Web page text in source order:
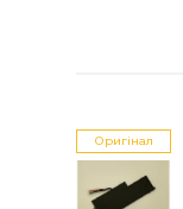
Оригінал